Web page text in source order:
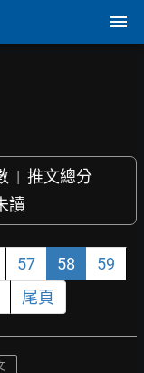
| 推文總分
讀
57 58
59
尾頁